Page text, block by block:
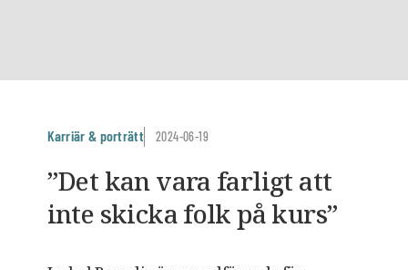
Karriär & porträtt 2024-06-19
”Det kan vara farligt att
inte skicka folk på kurs”